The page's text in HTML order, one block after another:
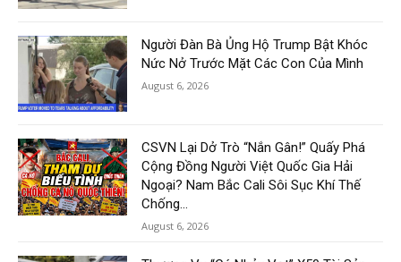
Người Đàn Bà Ủng Hộ Trump Bật Khóc
Nức Nở Trước Mặt Các Con Của Mình
August 6, 2026
CSVN Lại Dở Trò “Nắn Gân!” Quấy Phá
Cộng Đồng Người Việt Quốc Gia Hải
Ngoại? Nam Bắc Cali Sôi Sục Khí Thế
Chống...
August 6, 2026